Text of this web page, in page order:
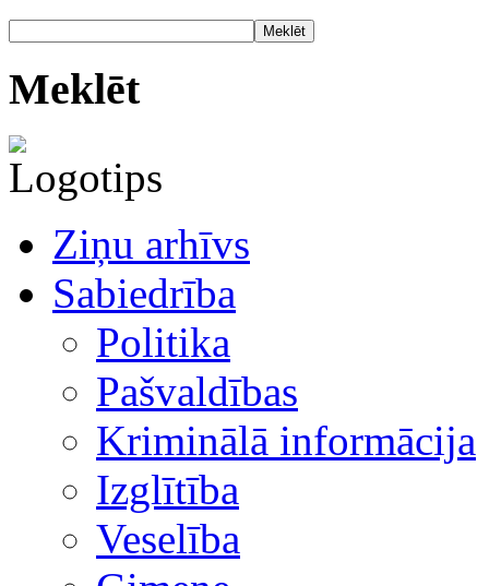
Meklēt
Meklēt
Ziņu arhīvs
Sabiedrība
Politika
Pašvaldības
Kriminālā informācija
Izglītība
Veselība